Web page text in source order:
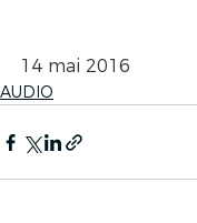
14 mai 2016
AUDIO